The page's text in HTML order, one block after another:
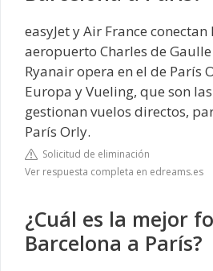
easyJet y Air France
aeropuerto Charles de Gaulle
Ryanair opera en el de París
Europa y Vueling, que son
gestionan vuelos directos,
París Orly.
Solicitud de eliminación
Ver respuesta completa en edreams.es
¿Cuál es la mejor
Barcelona a París?